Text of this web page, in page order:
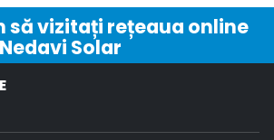
să vizitați rețeaua online
Solar